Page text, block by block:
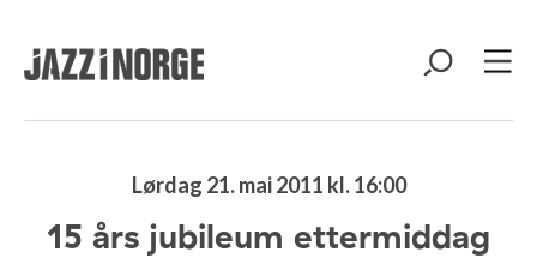
Lørdag 21. mai 2011 kl. 16:00
15 års jubileum ettermiddag